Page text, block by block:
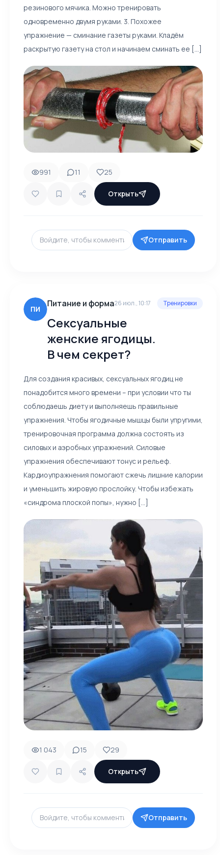
резинового мячика. Можно тренировать
одновременно двумя руками. 3. Похожее
упражнение — сминание газеты руками. Кладём
раскрытую газету на стол и начинаем сминать ее [...]
991 11 25
Открыть
Отправить
ПИ
Питание и форма26 июл., 10:17
Сексуальные
женские ягодицы.
В чем секрет?
Тренировки
Для создания красивых, сексуальных ягодиц не
понадобится много времени – при условии что ты
соблюдаешь диету и выполняешь правильные
упражнения. Чтобы ягодичные мышцы были упругими,
тренировочная программа должна состоять из
силовых и аэробных упражнений. Силовые
упражнения обеспечивают тонус и рельеф.
Кардиоупражнения помогают сжечь лишние калории
и уменьшить жировую прослойку. Чтобы избежать
«синдрома плоской попы», нужно [...]
1 043 15 29
Открыть
Отправить